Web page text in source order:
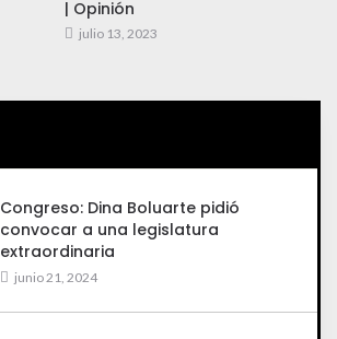
| Opinión
julio 13, 2023
Congreso: Dina Boluarte pidió
convocar a una legislatura
extraordinaria
junio 21, 2024